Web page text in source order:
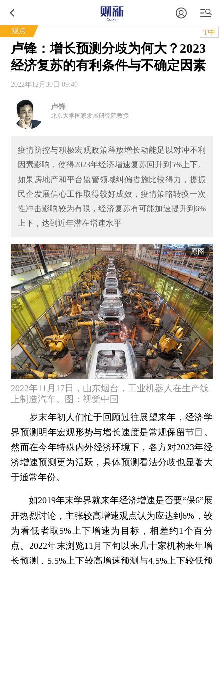
观点 T中
卢锋：增长预测分歧为何大？2023
经济复苏的有利条件与不确定因素
2022年12月30日 09:40
卢锋
北京大学国家发展研究院教授
疫情防控与积极宏观政策释放增长动能足以对冲不利
因素影响，使得2023年经济增速复苏回升到5%上下。
如果房地产和平台监管领域纠偏措施比较得力，提振
民企发展信心工作取得较好成效，疫情策略转换一次
性冲击影响较为有限，经济复苏有可能加速提升到6%
上下，达到近年潜在增速水平
原图
2022年11月17日，山东烟台，工业机器人在生产线
上制造汽车。图：视觉中国
岁末年初人们忙于回顾过往展望来年，经济学
界预测明年宏观形势与增长速度是常规保留节目。
然而在今年特殊内外经济环境下，各方对2023年经
济增速预测更为活跃，具体预测看法分歧也显著大
于通常年份。
如2019年末学界就来年经济增速是否要“保6”展
开热烈讨论，主张较高增速观点认为应达到6%，较
为看低者取5%上下增速为目标，相差约1个百分
点。2022年末浏览11月下旬以来几十家机构来年增
长预测，5.5%上下较高增速预测与4.5%上下较低预